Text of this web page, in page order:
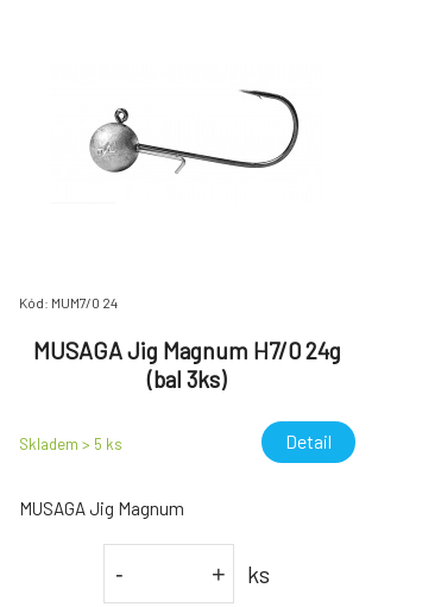
Kód: MUM7/0 24
MUSAGA Jig Magnum H7/0 24g
(bal 3ks)
Skladem > 5 ks Detail
MUSAGA Jig Magnum
- + ks